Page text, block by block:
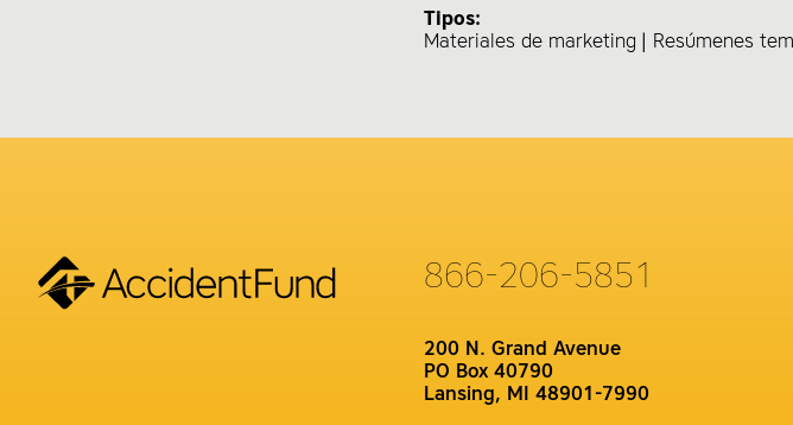
Tipos:
Materiales de marketing
Resúmenes
866-206-5851
200 N. Grand Avenue
PO Box 40790
Lansing, MI 48901-7990